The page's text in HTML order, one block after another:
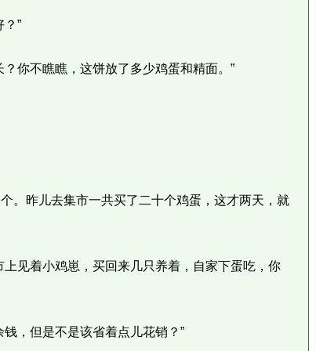
”
不瞧瞧，这饼放了多少鸡蛋和精面。”
昨儿去集市一共买了二十个鸡蛋，这才两天，就
着小鸡崽，买回来几只养着，自家下蛋吃，你
，但是不是该省着点儿花销？”